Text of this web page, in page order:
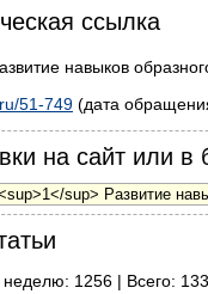
ссылка
навыков
51-749 (дата
на сайт или в
1256 | Всего: